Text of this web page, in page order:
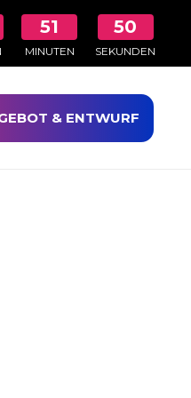
51
MINUTEN
49
SEKUNDEN
& ENTWURF